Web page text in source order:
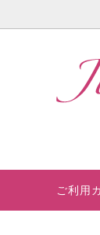
今月
ビ
ピン
ゴ
ご
カラ
ご利用